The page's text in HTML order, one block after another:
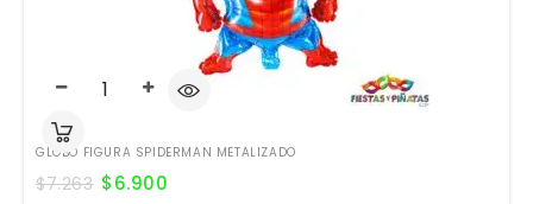
GLOBO FIGURA SPIDERMAN METALIZADO
$7.263 $6.900